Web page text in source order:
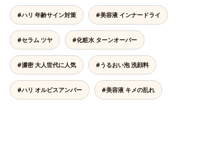
#ハリ 年齢サイン対策 #美容液 インナードライ
#セラム ツヤ #化粧水 ターンオーバー
#濃密 大人世代に人気 #うるおい泡 洗顔料
#ハリ オルビスアンバー #美容液 キメの乱れ